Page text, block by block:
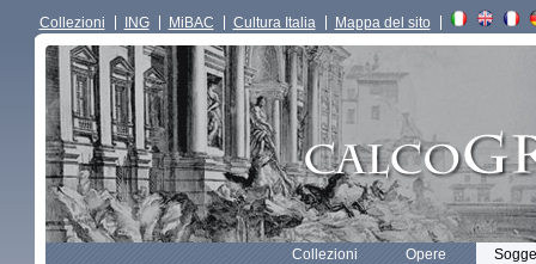
Collezioni ING MiBAC Cultura Italia Mappa del sito
Collezioni Opere